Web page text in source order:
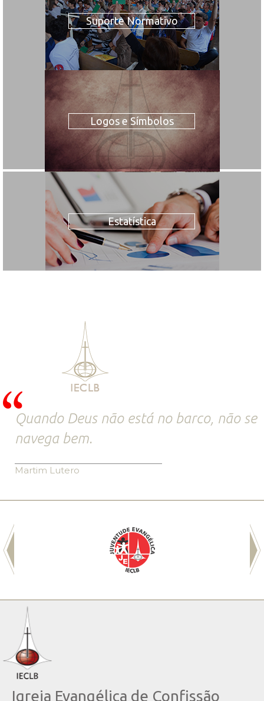
Suporte Normativo
Logos e Símbolos
Estatística
Quando Deus não está no barco, não se
navega bem.
Martim Lutero
Igreja Evangélica de Confissão